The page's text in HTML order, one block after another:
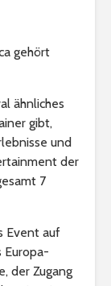
gehört
ähnliches
gibt,
und
der
7
Event auf
Europa-
der Zugang